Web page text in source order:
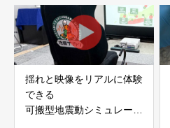
会社
揺れと映像をリアルに体験
できる
可搬型地震動シミュレータ